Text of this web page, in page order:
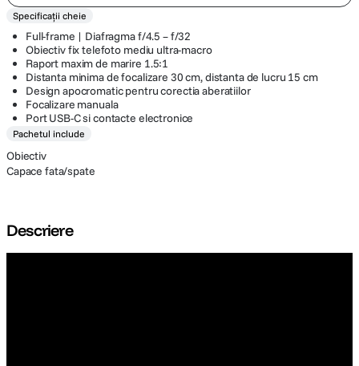
Specificații cheie
Full-frame | Diafragma f/4.5 – f/32
Obiectiv fix telefoto mediu ultra-macro
Raport maxim de marire 1.5:1
Distanta minima de focalizare 30 cm, distanta de lucru 15 cm
Design apocromatic pentru corectia aberatiilor
Focalizare manuala
Port USB-C si contacte electronice
Pachetul include
Obiectiv
Capace fata/spate
Descriere